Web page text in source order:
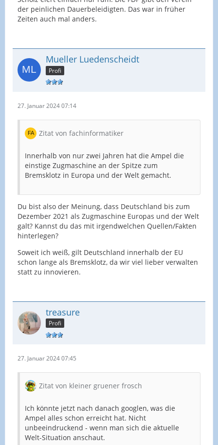
der peinlichen Dauerbeleidigten. Das war in früher
Zeiten auch mal anders.
Mueller Luedenscheidt
Profi
27. Januar 2024 07:14
Zitat von fachinformatiker
Innerhalb von nur zwei Jahren hat die Ampel die
einstige Zugmaschine an der Spitze zum
Bremsklotz in Europa und der Welt gemacht.
Du bist also der Meinung, dass Deutschland bis zum
Dezember 2021 als Zugmaschine Europas und der Welt
galt? Kannst du das mit irgendwelchen Quellen/Fakten
hinterlegen?
Soweit ich weiß, gilt Deutschland innerhalb der EU
schon lange als Bremsklotz, da wir viel lieber verwalten
statt zu innovieren.
treasure
Profi
27. Januar 2024 07:45
Zitat von kleiner gruener frosch
Ich könnte jetzt nach danach googlen, was die
Ampel alles schon erreicht hat. Nicht
unbeeindruckend - wenn man sich die aktuelle
Welt-Situation anschaut.